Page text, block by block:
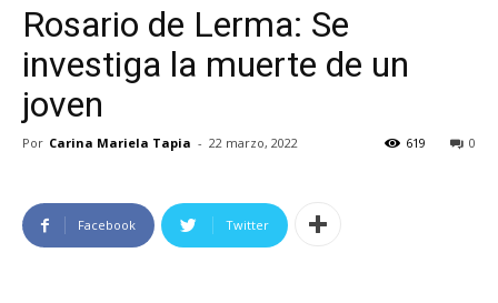
Rosario de Lerma: Se
investiga la muerte de un
joven
Por Carina Mariela Tapia - 22 marzo, 2022 0
619
Facebook Twitter